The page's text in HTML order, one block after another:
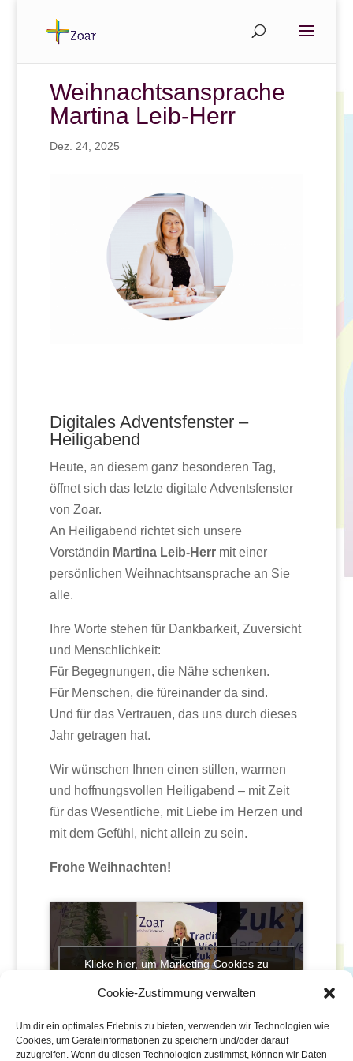
Cookie-Zustimmung verwalten
Um dir ein optimales Erlebnis zu bieten, verwenden wir Technologien wie
Cookies, um Geräteinformationen zu speichern und/oder darauf
zuzugreifen. Wenn du diesen Technologien zustimmst, können wir Daten
Weihnachtsansprache
Martina Leib-Herr
Dez. 24, 2025
Digitales Adventsfenster –
Heiligabend
Heute, an diesem ganz besonderen Tag,
öffnet sich das letzte digitale Adventsfenster
von Zoar.
An Heiligabend richtet sich unsere
Vorständin Martina Leib-Herrmit einer
persönlichen Weihnachtsansprache an Sie
alle.
Ihre Worte stehen für Dankbarkeit, Zuversicht
und Menschlichkeit:
Für Begegnungen, die Nähe schenken.
Für Menschen, die füreinander da sind.
Und für das Vertrauen, das uns durch dieses
Jahr getragen hat.
Wir wünschen Ihnen einen stillen, warmen
und hoffnungsvollen Heiligabend – mit Zeit
für das Wesentliche, mit Liebe im Herzen und
mit dem Gefühl, nicht allein zu sein.
Frohe Weihnachten!
Klicke hier, um Marketing-Cookies zu